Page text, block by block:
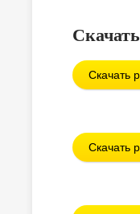
Скачать
Скачать
Скачать